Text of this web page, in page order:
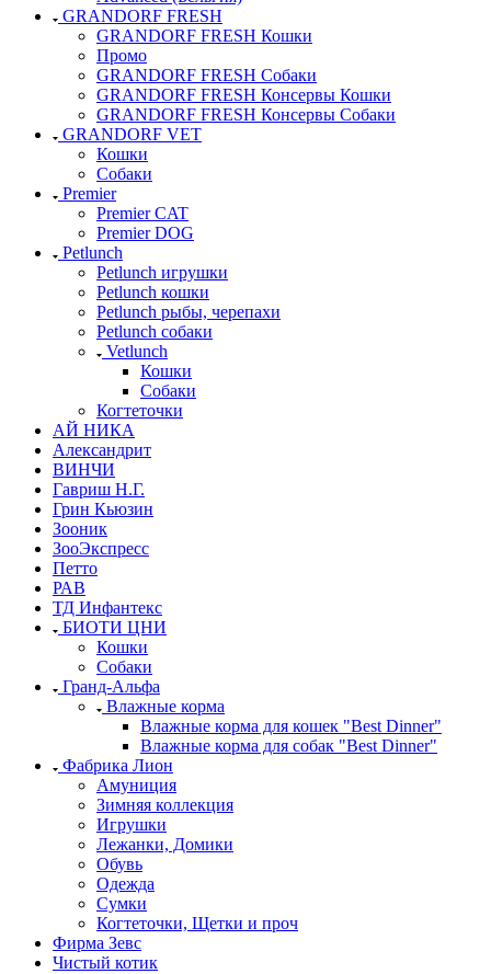
GRANDORF FRESH
GRANDORF FRESH Кошки
Промо
GRANDORF FRESH Собаки
GRANDORF FRESH Консервы Кошки
GRANDORF FRESH Консервы Собаки
GRANDORF VET
Кошки
Собаки
Premier
Premier CAT
Premier DOG
Petlunch
Petlunch игрушки
Petlunch кошки
Petlunch рыбы, черепахи
Petlunch собаки
Vetlunch
Кошки
Собаки
Когтеточки
АЙ НИКА
Александрит
ВИНЧИ
Гавриш Н.Г.
Грин Кьюзин
Зооник
ЗооЭкспресс
Петто
РАВ
ТД Инфантекс
БИОТИ ЦНИ
Кошки
Собаки
Гранд-Альфа
Влажные корма
Влажные корма для кошек "Best Dinner"
Влажные корма для собак "Best Dinner"
Фабрика Лион
Амуниция
Зимняя коллекция
Игрушки
Лежанки, Домики
Обувь
Одежда
Сумки
Когтеточки, Щетки и проч
Фирма Зевс
Чистый котик